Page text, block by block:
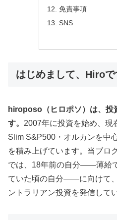
免責事項
SNS
はじめまして、Hiroで
hiroposo（ヒロポソ）は、投
す。 2007年に投資を始め、現
Slim S&P500・オルカンを中
を積み上げています。当ブロ
では、18年前の自分——薄給
ていた頃の自分——に向けて
ントラリアン投資を発信して